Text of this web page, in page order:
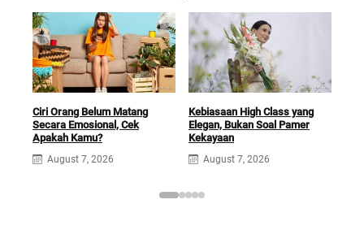
Ciri Orang Belum Matang
Secara Emosional, Cek
Apakah Kamu?
August 7, 2026
Kebiasaan High Class yang
Elegan, Bukan Soal Pamer
Kekayaan
August 7, 2026